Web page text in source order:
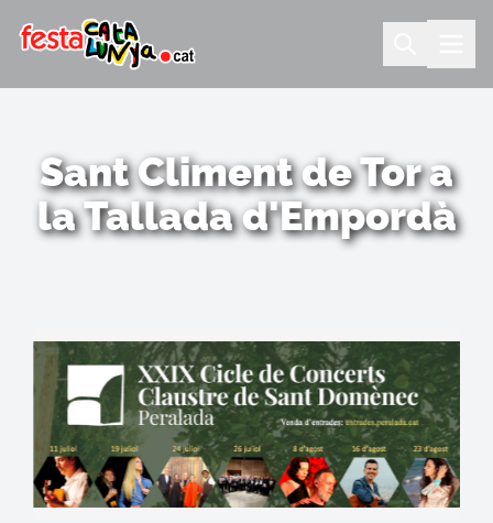
Sant Climent de Tor a
la Tallada d'Empordà